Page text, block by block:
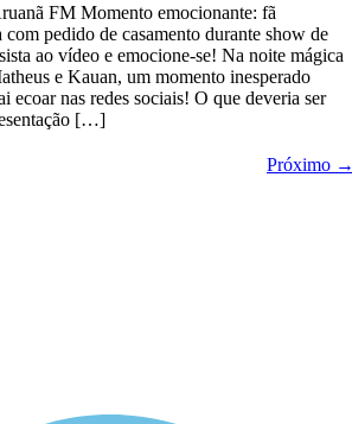
FM Momento emocionante: fã
com pedido de casamento durante show de
ao vídeo e emocione-se! Na noite mágica
e Kauan, um momento inesperado
ecoar nas redes sociais! O que deveria ser
[…]
Próximo